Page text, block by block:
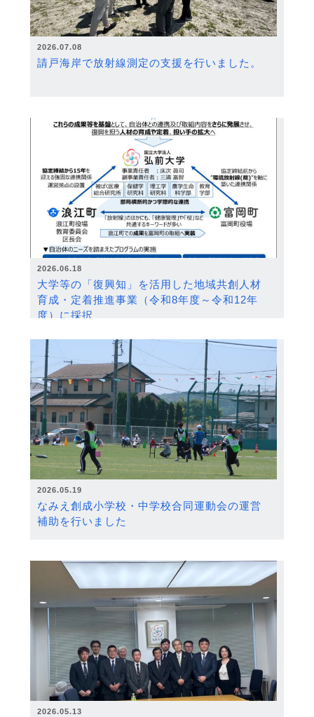
2026.07.08
請戸海岸で放射線測定の支援を行いました。
2026.06.18
大学等の「復興知」を活用した地域共創人材
育成・定着推進事業（令和8年度～令和12年
度）に採択
2026.05.19
なみえ創成小学校・中学校合同運動会の運営
補助を行いました
2026.05.13